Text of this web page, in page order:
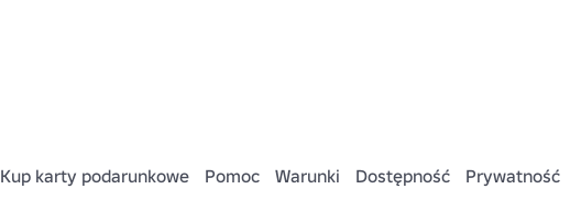
Kup karty podarunkowe Pomoc Warunki Dostępność Prywatność